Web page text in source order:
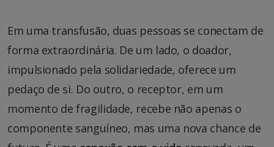
Em uma transfusão, duas pessoas se conectam de
forma extraordinária. De um lado, o doador,
impulsionado pela solidariedade, oferece um
pedaço de si. Do outro, o receptor, em um
momento de fragilidade, recebe não apenas o
componente sanguíneo, mas uma nova chance de